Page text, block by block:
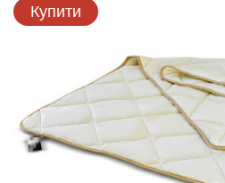
Купити